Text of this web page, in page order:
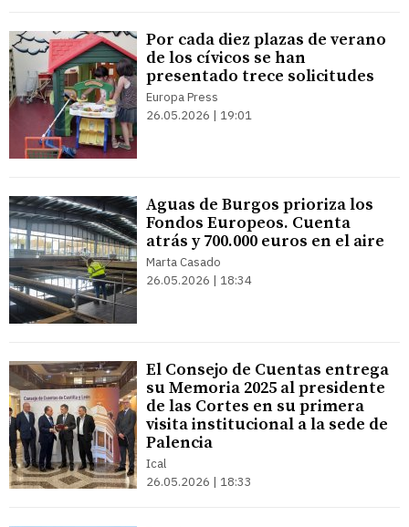
Por cada diez plazas de verano
de los cívicos se han
presentado trece solicitudes
Europa Press
26.05.2026 | 19:01
Aguas de Burgos prioriza los
Fondos Europeos. Cuenta
atrás y 700.000 euros en el aire
Marta Casado
26.05.2026 | 18:34
El Consejo de Cuentas entrega
su Memoria 2025 al presidente
de las Cortes en su primera
visita institucional a la sede de
Palencia
Ical
26.05.2026 | 18:33